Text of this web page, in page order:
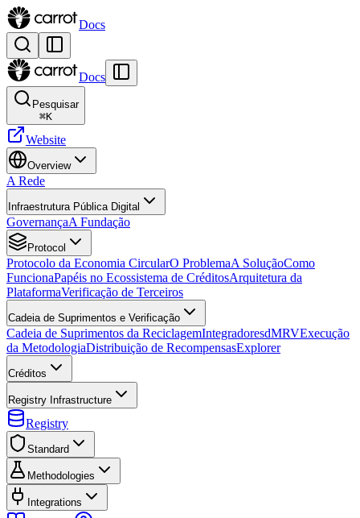
Docs
Docs
Pesquisar
⌘K
Website
Overview
A Rede
Infraestrutura Pública Digital
GovernançaA Fundação
Protocol
Protocolo da Economia CircularO ProblemaA SoluçãoComo
FuncionaPapéis no Ecossistema de CréditosArquitetura da
PlataformaVerificação de Terceiros
Cadeia de Suprimentos e Verificação
Cadeia de Suprimentos da ReciclagemIntegradoresdMRVExecução
da MetodologiaDistribuição de RecompensasExplorer
Créditos
Registry Infrastructure
Registry
Standard
Methodologies
Integrations